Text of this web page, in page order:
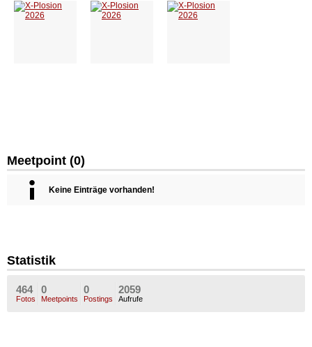
Meetpoint (0)
Keine Einträge vorhanden!
Statistik
464
Fotos
0
Meetpoints
0
Postings
2059
Aufrufe